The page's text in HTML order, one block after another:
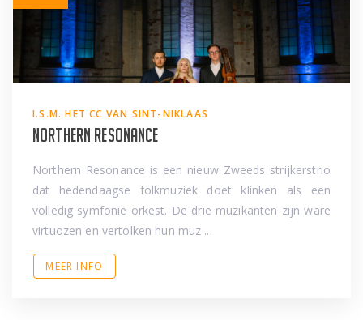
I.S.M. HET CC VAN SINT-NIKLAAS
Northern Resonance
Northern Resonance is een nieuw Zweeds strijkerstrio
dat hedendaagse folkmuziek doet klinken als een
volledig symfonie orkest. De drie muzikanten zijn ware
virtuozen en vertolken hun muz ...
MEER INFO